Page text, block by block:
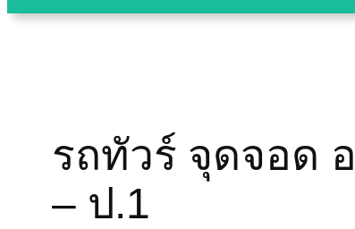
รถทัวร์ จุดจอด
– ป.1